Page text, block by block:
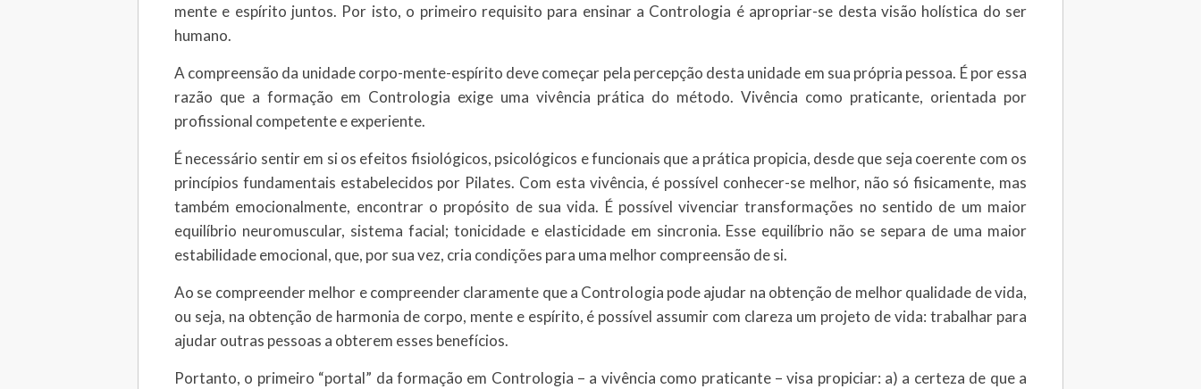
mente e espírito juntos. Por isto, o primeiro requisito para ensinar a Contrologia é apropriar-se desta visão holística do ser
humano.
A compreensão da unidade corpo-mente-espírito deve começar pela percepção desta unidade em sua própria pessoa. É por essa
razão que a formação em Contrologia exige uma vivência prática do método. Vivência como praticante, orientada por
profissional competente e experiente.
É necessário sentir em si os efeitos fisiológicos, psicológicos e funcionais que a prática propicia, desde que seja coerente com os
princípios fundamentais estabelecidos por Pilates. Com esta vivência, é possível conhecer-se melhor, não só fisicamente, mas
também emocionalmente, encontrar o propósito de sua vida. É possível vivenciar transformações no sentido de um maior
equilíbrio neuromuscular, sistema facial; tonicidade e elasticidade em sincronia. Esse equilíbrio não se separa de uma maior
estabilidade emocional, que, por sua vez, cria condições para uma melhor compreensão de si.
Ao se compreender melhor e compreender claramente que a Contrologia pode ajudar na obtenção de melhor qualidade de vida,
ou seja, na obtenção de harmonia de corpo, mente e espírito, é possível assumir com clareza um projeto de vida: trabalhar para
ajudar outras pessoas a obterem esses benefícios.
Portanto, o primeiro “portal” da formação em Contrologia – a vivência como praticante – visa propiciar: a) a certeza de que a